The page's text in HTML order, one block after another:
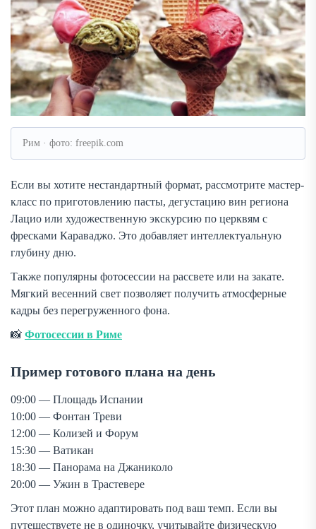
Рим · фото: freepik.com
Если вы хотите нестандартный формат, рассмотрите мастер-
класс по приготовлению пасты, дегустацию вин региона
Лацио или художественную экскурсию по церквям с
фресками Караваджо. Это добавляет интеллектуальную
глубину дню.
Также популярны фотосессии на рассвете или на закате.
Мягкий весенний свет позволяет получить атмосферные
кадры без перегруженного фона.
📸 Фотосессии в Риме
Пример готового плана на день
09:00 — Площадь Испании
10:00 — Фонтан Треви
12:00 — Колизей и Форум
15:30 — Ватикан
18:30 — Панорама на Джаниколо
20:00 — Ужин в Трастевере
Этот план можно адаптировать под ваш темп. Если вы
путешествуете не в одиночку, учитывайте физическую